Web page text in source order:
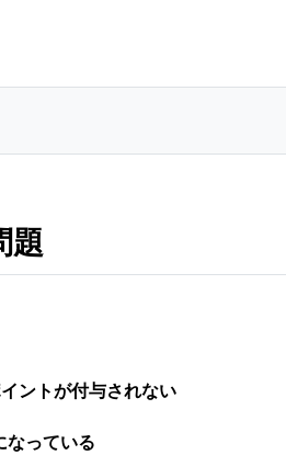
題
ントが付与されない
なっている